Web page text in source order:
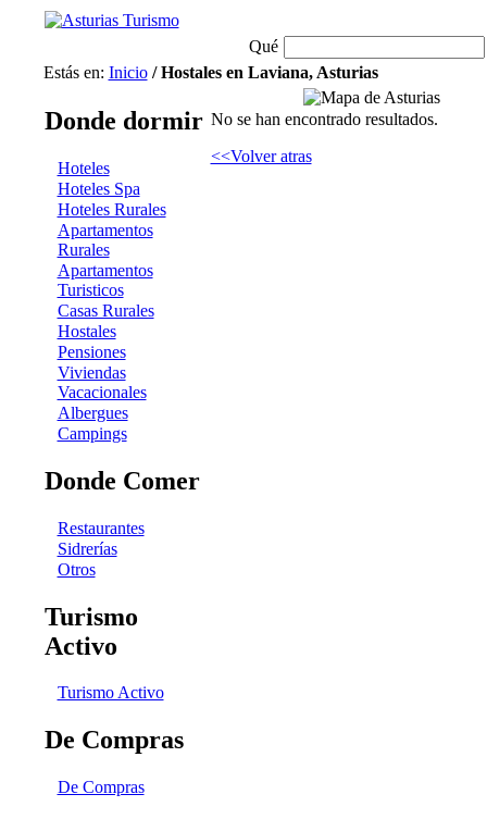
Qué
Estás en: Inicio/ Hostales en Laviana, Asturias
Donde dormir
Hoteles
Hoteles Spa
Hoteles Rurales
Apartamentos
Rurales
Apartamentos
Turisticos
Casas Rurales
Hostales
Pensiones
Viviendas
Vacacionales
Albergues
Campings
Donde Comer
Restaurantes
Sidrerías
Otros
Turismo
Activo
Turismo Activo
De Compras
De Compras
No se han encontrado resultados.
<<Volver atras